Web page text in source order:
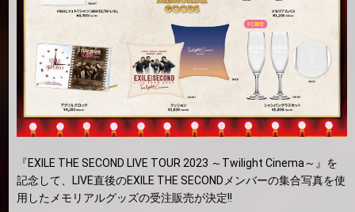
『EXILE THE SECOND LIVE TOUR 2023 ～Twilight Cinema～』を
記念して、LIVE直後のEXILE THE SECONDメンバーの集合写真を使
用したメモリアルグッズの受注販売が決定!!